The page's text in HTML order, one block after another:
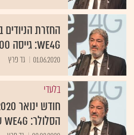
החזרת
WE4G: גייסה 10,000 לקוחות במאי
01.06.2020 גד פרץ
בלעדי
הסלולר: WE4G עדיין מובילה